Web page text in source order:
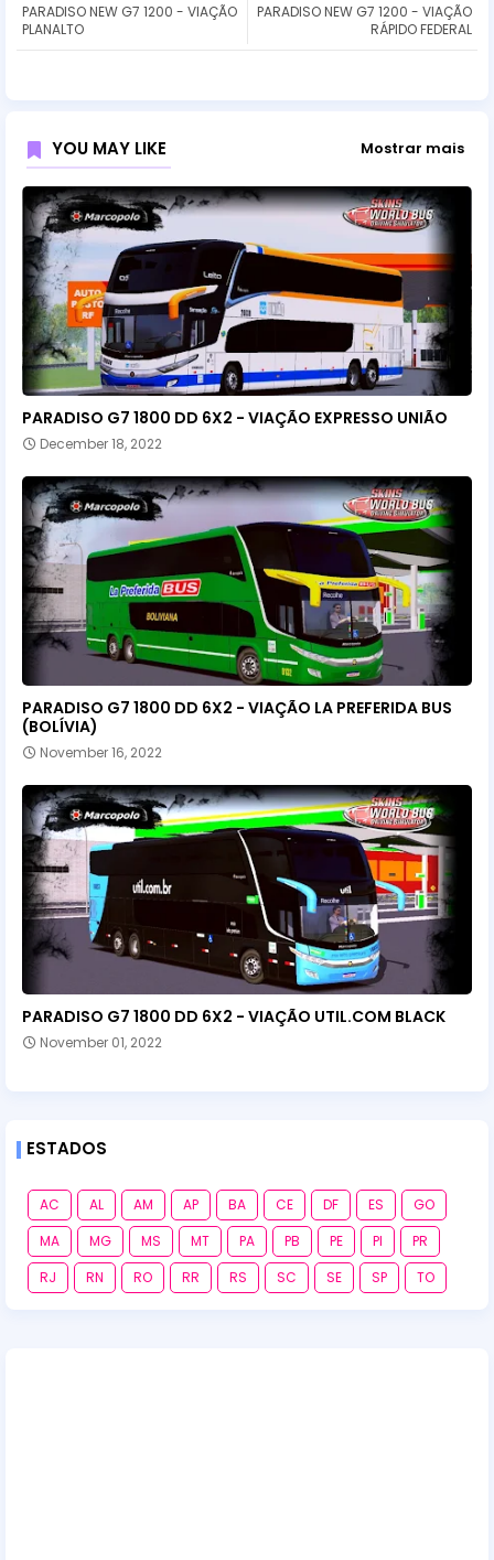
PARADISO NEW G7 1200 - VIAÇÃO
RÁPIDO FEDERAL
PARADISO NEW G7 1200 - VIAÇÃO
PLANALTO
YOU MAY LIKE Mostrar mais
PARADISO G7 1800 DD 6X2 - VIAÇÃO EXPRESSO UNIÃO
December 18, 2022
PARADISO G7 1800 DD 6X2 - VIAÇÃO LA PREFERIDA BUS
(BOLÍVIA)
November 16, 2022
PARADISO G7 1800 DD 6X2 - VIAÇÃO UTIL.COM BLACK
November 01, 2022
ESTADOS
AC AL AM AP BA CE DF ES
GO
MA
MG MS MT PA PB PE PI
PR
RJ
RN RO RR RS SC SE SP TO